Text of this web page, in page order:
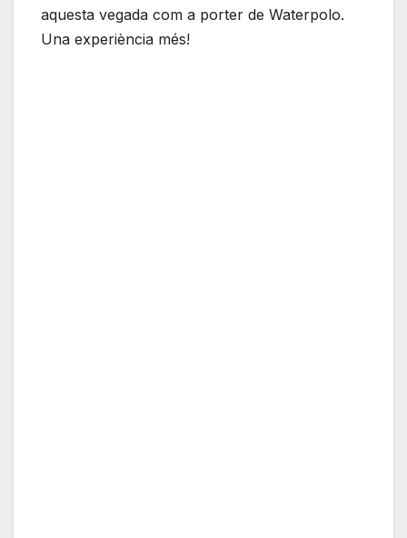
aquesta vegada com a porter de Waterpolo.
Una experiència més!